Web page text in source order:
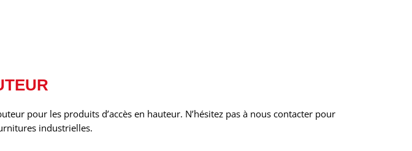
pour les produits d’accès en hauteur. N’hésitez pas à nous contacter pour
industrielles.